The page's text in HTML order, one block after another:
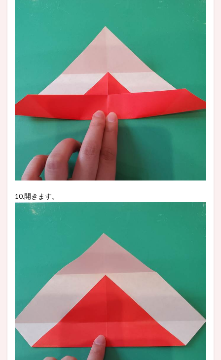
10.開きます。